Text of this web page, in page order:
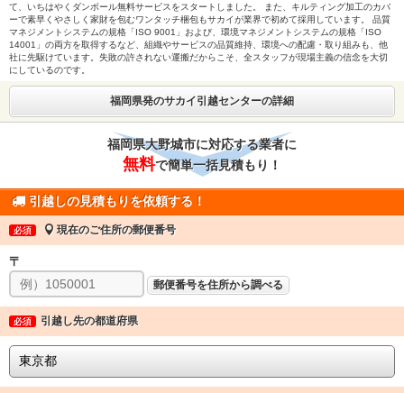
て、いちはやくダンボール無料サービスをスタートしました。 また、キルティング加工のカバ
ーで素早くやさしく家財を包むワンタッチ梱包もサカイが業界で初めて採用しています。 品質
マネジメントシステムの規格「ISO 9001」および、環境マネジメントシステムの規格「ISO
14001」の両方を取得するなど、組織やサービスの品質維持、環境への配慮・取り組みも、他
社に先駆けています。失敗の許されない運搬だからこそ、全スタッフが現場主義の信念を大切
にしているのです。
福岡県発のサカイ引越センターの詳細
福岡県大野城市に対応する業者に
無料で簡単一括見積もり！
引越しの見積もりを依頼する！
必須 現在のご住所の郵便番号
〒
郵便番号を住所から調べる
必須 引越し先の都道府県